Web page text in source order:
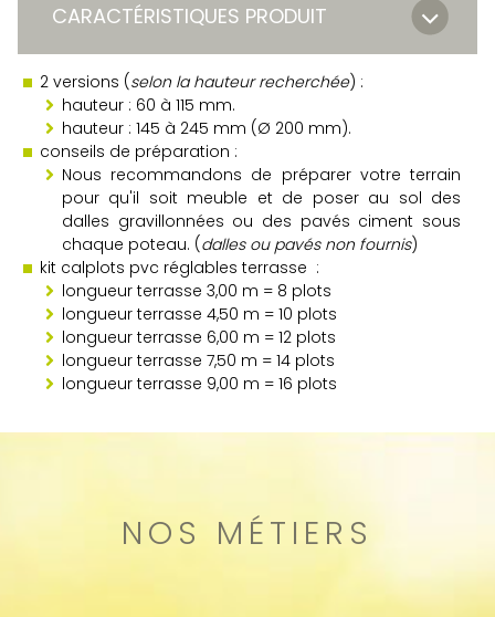
CARACTÉRISTIQUES PRODUIT
2 versions (selon la hauteur recherchée) :
hauteur : 60 à 115 mm.
hauteur : 145 à 245 mm (Ø 200 mm).
conseils de préparation :
Nous recommandons de préparer votre terrain
pour qu'il soit meuble et de poser au sol des
dalles gravillonnées ou des pavés ciment sous
chaque poteau. (dalles ou pavés non fournis)
kit calplots pvc réglables terrasse :
longueur terrasse 3,00 m = 8 plots
longueur terrasse 4,50 m = 10 plots
longueur terrasse 6,00 m = 12 plots
longueur terrasse 7,50 m = 14 plots
longueur terrasse 9,00 m = 16 plots
NOS MÉTIERS